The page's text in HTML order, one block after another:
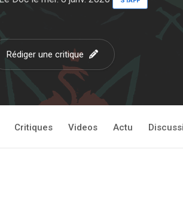
Rédiger une critique
Critiques Videos Actu